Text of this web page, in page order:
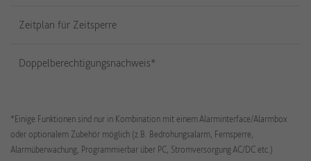
Zeitplan für Zeitsperre
Doppelberechtigungsnachweis*
*Einige Funktionen sind nur in Kombination mit einem Alarminterface/Alarmbox
oder optionalem Zubehör möglich (z.B. Bedrohungsalarm, Fernsperre,
Alarmüberwachung, Programmierbar über PC, Stromversorgung AC/DC etc.)